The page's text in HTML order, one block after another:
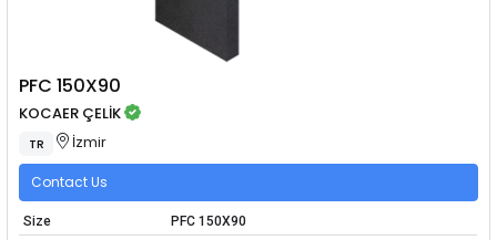
PFC 150X90
KOCAER ÇELİK
TR İzmir
Contact Us
Size
PFC 150X90